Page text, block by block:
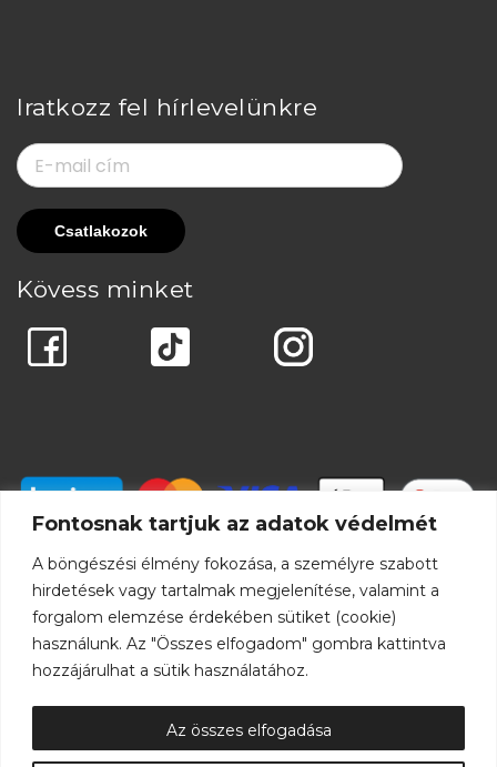
Fontosnak tartjuk az adatok védelmét
A böngészési élmény fokozása, a személyre szabott
hirdetések vagy tartalmak megjelenítése, valamint a
forgalom elemzése érdekében sütiket (cookie)
használunk. Az "Összes elfogadom" gombra kattintva
hozzájárulhat a sütik használatához.
Az összes elfogadása
Iratkozz fel hírlevelünkre
Kövess minket